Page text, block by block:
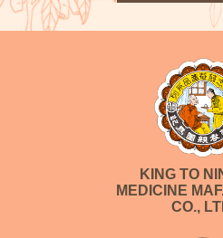
KING TO
MEDICINE
CO.,